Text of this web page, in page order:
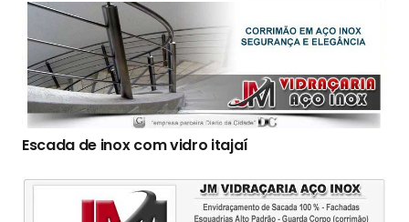
Escada de inox com vidro itajaí